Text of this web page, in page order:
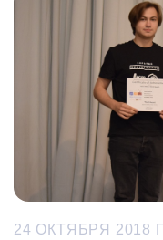
24 ОКТЯБРЯ 2018